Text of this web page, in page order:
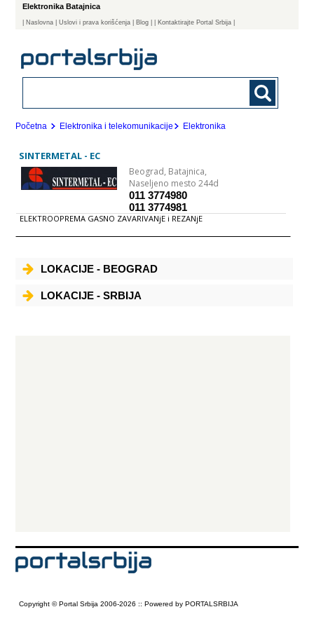
Elektronika Batajnica
Naslovna | Uslovi i prava korišćenja Blog | Kontaktirajte Portal Srbija |
Početna Elektronika i telekomunikacije Elektronika
SINTERMETAL - EC
Beograd, Batajnica,
Naseljeno mesto 244d
011 3774980
011 3774981
ELEKTROOPREMA GASNO ZAVARIVANjE i REZANjE
LOKACIJE - BEOGRAD
LOKACIJE - SRBIJA
Copyright © Portal Srbija 2006-2026 :: Powered by PORTALSRBIJA